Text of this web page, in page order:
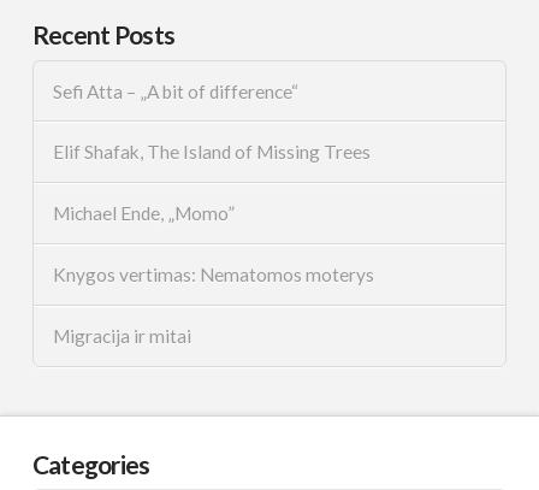
Recent Posts
Sefi Atta – „A bit of difference“
Elif Shafak, The Island of Missing Trees
Michael Ende, „Momo”
Knygos vertimas: Nematomos moterys
Migracija ir mitai
Categories